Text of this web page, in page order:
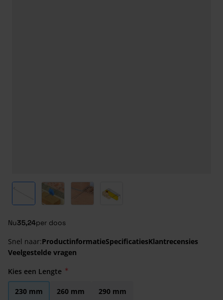
View larger imageView larger imageView larger image
Nu35,24per doos
Snel naar:ProductinformatieSpecificatiesKlantrecensies
Veelgestelde vragen
Kies een Lengte
230 mm 260 mm
290 mm